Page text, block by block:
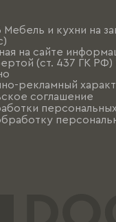
и кухни на
на сайте
(ст. 437 ГК РФ)
рекламный
соглашение